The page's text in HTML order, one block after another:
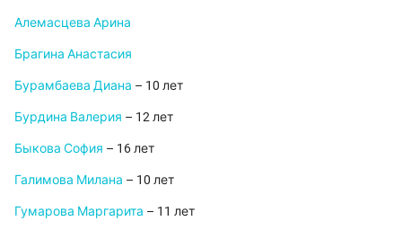
Алемасцева Арина
Брагина Анастасия
Бурамбаева Диана – 10 лет
Бурдина Валерия – 12 лет
Быкова София – 16 лет
Галимова Милана – 10 лет
Гумарова Маргарита – 11 лет